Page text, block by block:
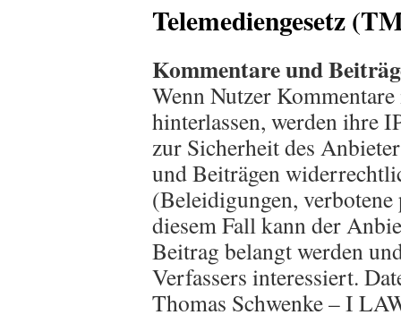
Telemediengesetz
Kommentare und
Wenn Nutzer
hinterlassen, werden ihre
zur Sicherheit des
und Beiträgen
(Beleidigungen,
diesem Fall kann der
Beitrag belangt werden
Verfassers interessiert.
Thomas Schwenke – I